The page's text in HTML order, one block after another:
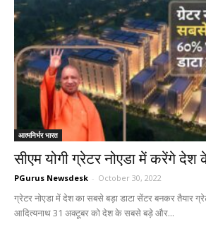
आत्मनिर्भर भारत
सीएम योगी ग्रेटर नोएडा में करेंगे
PGurus Newsdesk - October 30, 2022
ग्रेटर नोएडा में देश का सबसे बड़ा डाटा सेंटर बनकर तैयार
आदित्यनाथ 31 अक्टूबर को देश के सबसे बड़े और...